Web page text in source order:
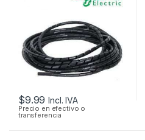
$9.99 Incl. IVA
Precio en efectivo o
transferencia